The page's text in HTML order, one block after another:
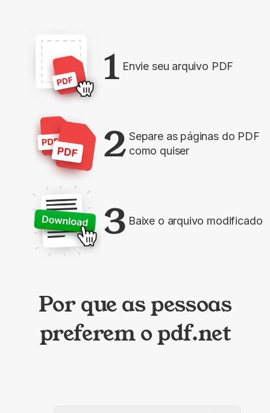
1 Envie seu arquivo PDF
2 Separe as páginas do PDF
como quiser
3 Baixe o arquivo modificado
Por que as pessoas
preferem o pdf.net